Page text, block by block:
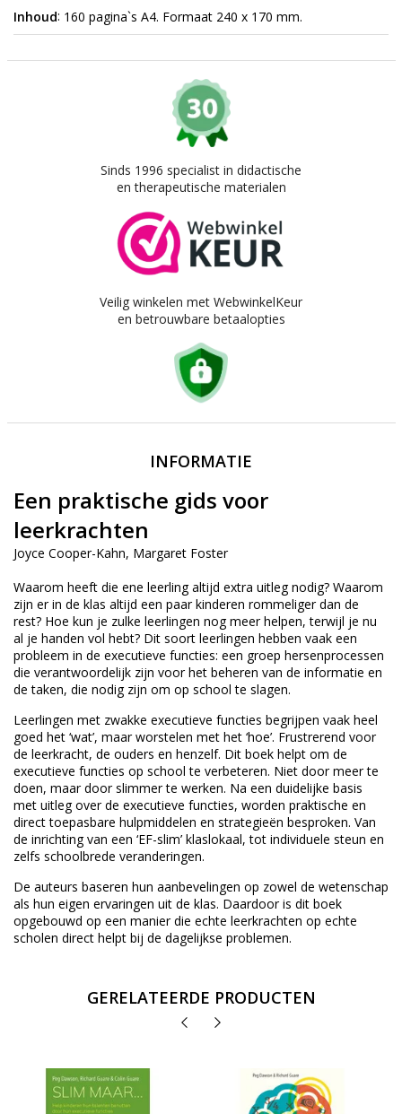
Inhoud: 160 pagina`s A4. Formaat 240 x 170 mm.
Sinds 1996 specialist in didactische
en therapeutische materialen
Veilig winkelen met WebwinkelKeur
en betrouwbare betaalopties
INFORMATIE
Een praktische gids voor
leerkrachten
Joyce Cooper-Kahn, Margaret Foster
Waarom heeft die ene leerling altijd extra uitleg nodig? Waarom
zijn er in de klas altijd een paar kinderen rommeliger dan de
rest? Hoe kun je zulke leerlingen nog meer helpen, terwijl je nu
al je handen vol hebt? Dit soort leerlingen hebben vaak een
probleem in de executieve functies: een groep hersenprocessen
die verantwoordelijk zijn voor het beheren van de informatie en
de taken, die nodig zijn om op school te slagen.
Leerlingen met zwakke executieve functies begrijpen vaak heel
goed het ‘wat’, maar worstelen met het ‘hoe’. Frustrerend voor
de leerkracht, de ouders en henzelf. Dit boek helpt om de
executieve functies op school te verbeteren. Niet door meer te
doen, maar door slimmer te werken. Na een duidelijke basis
met uitleg over de executieve functies, worden praktische en
direct toepasbare hulpmiddelen en strategieën besproken. Van
de inrichting van een ‘EF-slim’ klaslokaal, tot individuele steun en
zelfs schoolbrede veranderingen.
De auteurs baseren hun aanbevelingen op zowel de wetenschap
als hun eigen ervaringen uit de klas. Daardoor is dit boek
opgebouwd op een manier die echte leerkrachten op echte
scholen direct helpt bij de dagelijkse problemen.
GERELATEERDE PRODUCTEN